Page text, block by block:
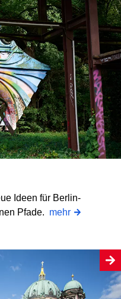
Ideen für Berlin-
Pfade. mehr